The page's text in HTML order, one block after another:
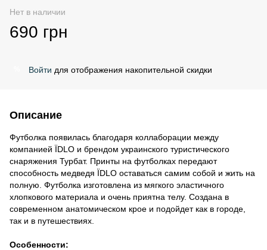
Нет в наличии
690 грн
Войти для отображения накопительной скидки
Описание
Футболка появилась благодаря коллаборации между
компанией ЇDLO и брендом украинского туристического
снаряжения Турбат. Принты на футболках передают
способность медведя ЇDLO оставаться самим собой и жить на
полную. Футболка изготовлена из мягкого эластичного
хлопкового материала и очень приятна телу. Создана в
современном анатомическом крое и подойдет как в городе,
так и в путешествиях.
Особенности: